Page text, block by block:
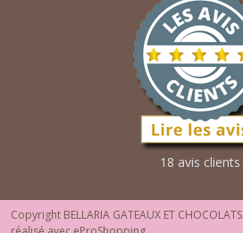
18 avis clients
Copyright BELLARIA GATEAUX ET